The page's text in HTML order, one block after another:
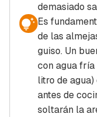
demasiado
Es
de las
guiso. Un
con agua fría
litro de agua)
antes de
soltarán la